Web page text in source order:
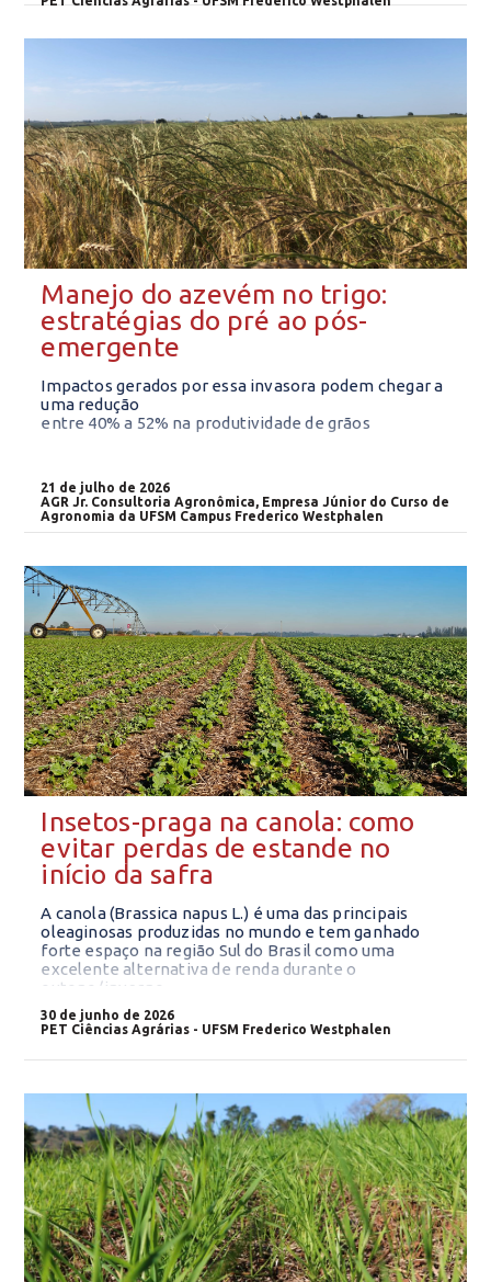
Manejo do azevém no trigo:
estratégias do pré ao pós-
emergente
Impactos gerados por essa invasora podem chegar a
uma redução
entre 40% a 52% na produtividade de grãos
21 de julho de 2026
AGR Jr. Consultoria Agronômica, Empresa Júnior do Curso de
Agronomia da UFSM Campus Frederico Westphalen
Insetos-praga na canola: como
evitar perdas de estande no
início da safra
A canola (Brassica napus L.) é uma das principais
oleaginosas produzidas no mundo e tem ganhado
forte espaço na região Sul do Brasil como uma
excelente alternativa de renda durante o
outono/inverno.
30 de junho de 2026
PET Ciências Agrárias - UFSM Frederico Westphalen